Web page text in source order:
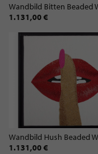
1.131,00 €
1.131,00 €